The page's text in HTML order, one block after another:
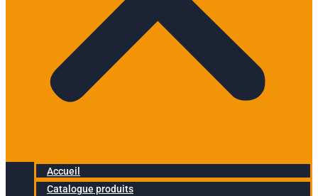
Accueil
Catalogue produits